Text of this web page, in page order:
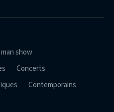
show
Concerts
Contemporains